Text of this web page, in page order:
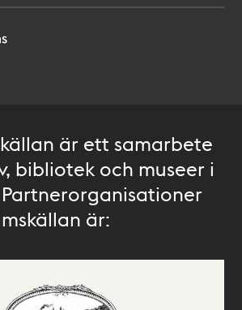
är ett samarbete
bibliotek och museer i
är: